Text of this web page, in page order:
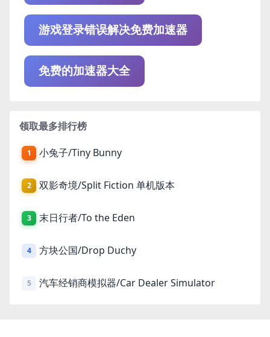
游戏登录错误解决免费加速器
免费的加速器大全
领取最多排行榜
1 小兔子/Tiny Bunny
2 双影奇境/Split Fiction 单机版本
3 末日行者/To the Eden
4 方块公国/Drop Duchy
5 汽车经销商模拟器/Car Dealer Simulator